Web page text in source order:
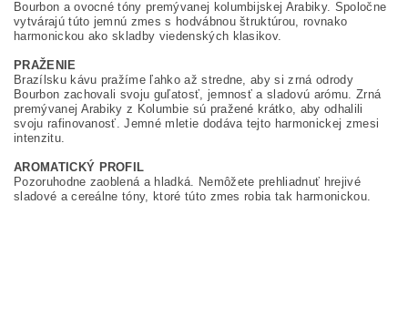
Bourbon a ovocné tóny premývanej kolumbijskej Arabiky. Spoločne
vytvárajú túto jemnú zmes s hodvábnou štruktúrou, rovnako
harmonickou ako skladby viedenských klasikov.
PRAŽENIE
Brazílsku kávu pražíme ľahko až stredne, aby si zrná odrody
Bourbon zachovali svoju guľatosť, jemnosť a sladovú arómu. Zrná
premývanej Arabiky z Kolumbie sú pražené krátko, aby odhalili
svoju rafinovanosť. Jemné mletie dodáva tejto harmonickej zmesi
intenzitu.
AROMATICKÝ PROFIL
Pozoruhodne zaoblená a hladká. Nemôžete prehliadnuť hrejivé
sladové a cereálne tóny, ktoré túto zmes robia tak harmonickou.